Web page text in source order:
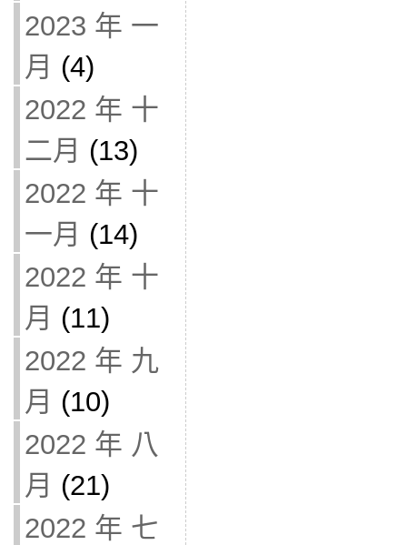
2023 年 一
月 (4)
2022 年 十
二月 (13)
2022 年 十
一月 (14)
2022 年 十
月 (11)
2022 年 九
月 (10)
2022 年 八
月 (21)
2022 年 七